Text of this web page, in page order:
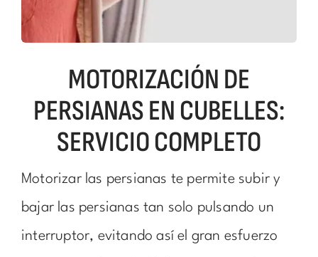
MOTORIZACIÓN DE
PERSIANAS EN CUBELLES:
SERVICIO COMPLETO
Motorizar las persianas te permite subir y
bajar las persianas tan solo pulsando un
interruptor, evitando así el gran esfuerzo